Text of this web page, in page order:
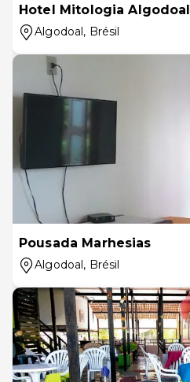
Hotel Mitologia Algodoal
Algodoal, Brésil
Pousada Marhesias
Algodoal, Brésil